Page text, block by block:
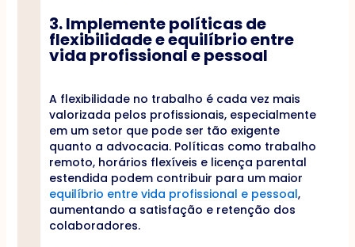
3. Implemente políticas de
flexibilidade e equilíbrio entre
vida profissional e pessoal
A flexibilidade no trabalho é cada vez mais
valorizada pelos profissionais, especialmente
em um setor que pode ser tão exigente
quanto a advocacia. Políticas como trabalho
remoto, horários flexíveis e licença parental
estendida podem contribuir para um maior
equilíbrio entre vida profissional e pessoal,
aumentando a satisfação e retenção dos
colaboradores.